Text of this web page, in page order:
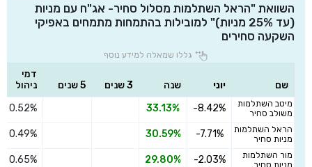
השוואת "הראל השתלמות מסלול סחיר- אג"ח עם מניות
(עד 25% מניות)" למובילות בהתמחות מתמחים באפיקי
השקעה סחירים
גללו שמאלה למידע נוסף
שם יוני שנה 3 שנים 5 שנים
דמי
ניהול
מיטב השתלמות
משולב סחיר
-8.42%
33.13%
0.52%
הראל השתלמות
מניות סחיר
-7.71%
30.59%
0.49%
מור השתלמות
מניות סחיר
-2.03%
29.80%
0.65%